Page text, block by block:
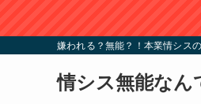
嫌われる？無能？！本業情シス
情シス無能な